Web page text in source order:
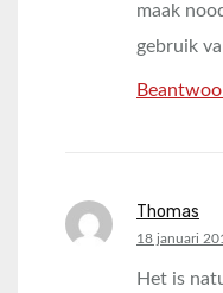
maak
gebruik
Thomas
says:
18 januari
Het is